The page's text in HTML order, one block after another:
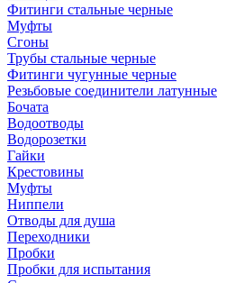
Фитинги стальные черные
Муфты
Сгоны
Трубы стальные черные
Фитинги чугунные черные
Резьбовые соединители латунные
Бочата
Водоотводы
Водорозетки
Гайки
Крестовины
Муфты
Ниппели
Отводы для душа
Переходники
Пробки
Пробки для испытания